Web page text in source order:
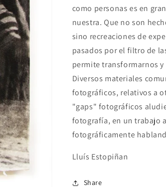
como personas es en
nuestra. Que no son
sino recreaciones de
pasados por el filtro de
permite transformarnos
Diversos materiales
fotográficos, relativos a
"gaps" fotográficos
fotografía, en un trabajo
fotográficamente
Lluís Estopiñan
Share